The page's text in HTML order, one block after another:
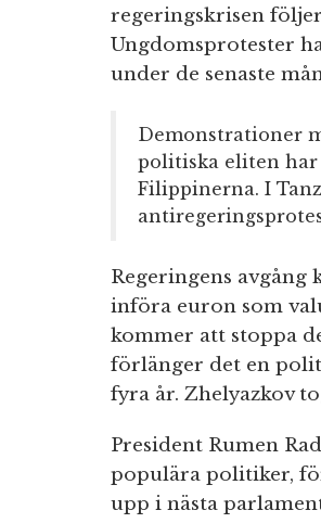
regeringskrisen
Ungdomsprotester
under de senaste
Demonstrationer
politiska eliten har
Filippinerna. I
Regeringens
införa euron som
kommer att stoppa
förlänger det en
fyra år. Zhelyazkov
President Rumen
populära politiker,
upp i nästa